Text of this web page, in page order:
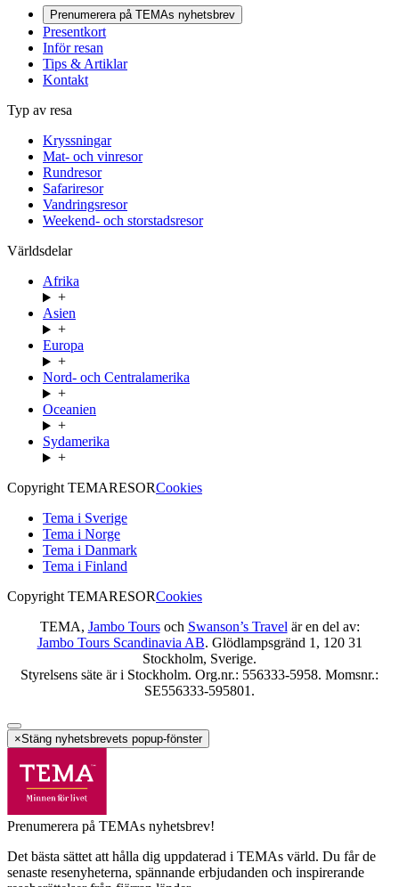
Prenumerera på TEMAs nyhetsbrev
Presentkort
Inför resan
Tips & Artiklar
Kontakt
Typ av resa
Kryssningar
Mat- och vinresor
Rundresor
Safariresor
Vandringsresor
Weekend- och storstadsresor
Världsdelar
Afrika
+
Asien
+
Europa
+
Nord- och Centralamerika
+
Oceanien
+
Sydamerika
+
Copyright TEMARESORCookies
Tema i Sverige
Tema i Norge
Tema i Danmark
Tema i Finland
Copyright TEMARESORCookies
TEMA, Jambo Toursoch Swanson’s Travelär en del av:
Jambo Tours Scandinavia AB. Glödlampsgränd 1, 120 31
Stockholm, Sverige.
Styrelsens säte är i Stockholm. Org.nr.: 556333-5958. Momsnr.:
SE556333-595801.
×Stäng nyhetsbrevets popup-fönster
Prenumerera på TEMAs nyhetsbrev!
Det bästa sättet att hålla dig uppdaterad i TEMAs värld. Du får de
senaste resenyheterna, spännande erbjudanden och inspirerande